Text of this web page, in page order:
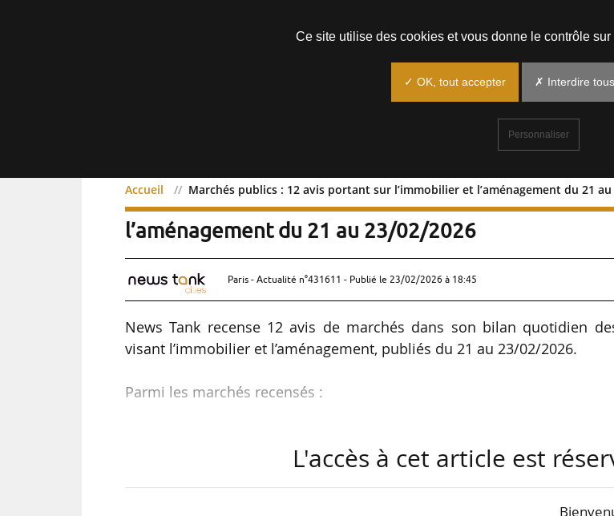
Accueil Marchés publics : 12 avis portant sur l’immobilier et l’aménagement du 21 au
Marchés publics : 12 avis portant sur l’immobilier et
l’aménagement du 21 au 23/02/2026
Paris - Actualité n°431611 - Publié le 23/02/2026 à 18:45
News Tank recense 12 avis de marchés dans son bilan quotidien
visant l’immobilier et l’aménagement, publiés du 21 au 23/02/2026.
Parmi les marchés recensés :
Rouen Habitat (Seine-Maritime) ;L'accès à cet article est
Ce site utilise des cookies et vous donne le contrôle
✓ OK, tout accepter ✗ Interdire
Personnaliser